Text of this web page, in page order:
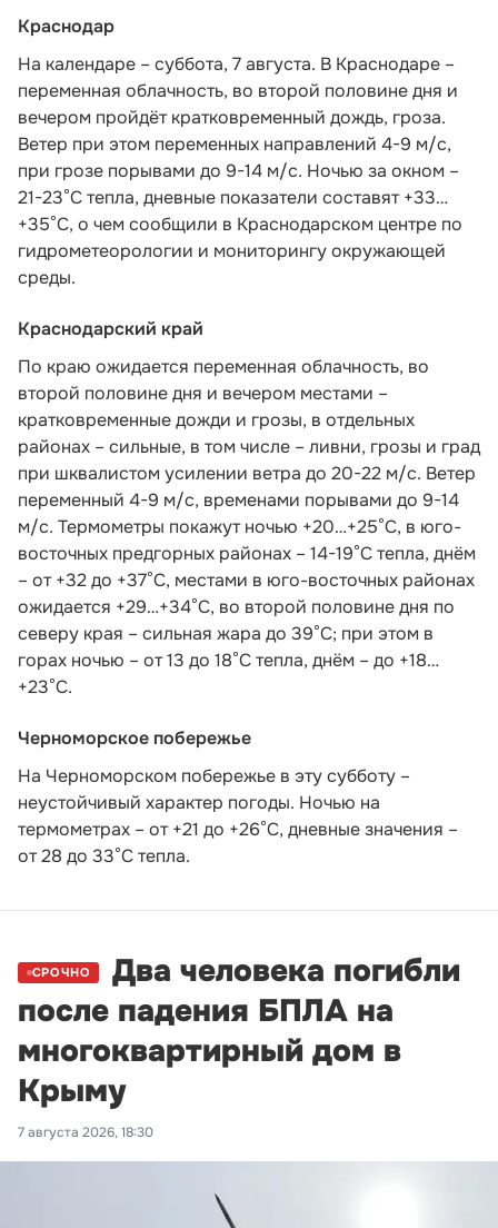
Краснодар
На календаре – суббота, 7 августа. В Краснодаре –
переменная облачность, во второй половине дня и
вечером пройдёт кратковременный дождь, гроза.
Ветер при этом переменных направлений 4-9 м/с,
при грозе порывами до 9-14 м/с. Ночью за окном –
21-23°С тепла, дневные показатели составят +33…
+35°С, о чем сообщили в Краснодарском центре по
гидрометеорологии и мониторингу окружающей
среды.
Краснодарский край
По краю ожидается переменная облачность, во
второй половине дня и вечером местами –
кратковременные дожди и грозы, в отдельных
районах – сильные, в том числе – ливни, грозы и град
при шквалистом усилении ветра до 20-22 м/с. Ветер
переменный 4-9 м/с, временами порывами до 9-14
м/с. Термометры покажут ночью +20…+25°С, в юго-
восточных предгорных районах – 14-19°С тепла, днём
– от +32 до +37°С, местами в юго-восточных районах
ожидается +29…+34°С, во второй половине дня по
северу края – сильная жара до 39°С; при этом в
горах ночью – от 13 до 18°С тепла, днём – до +18…
+23°С.
Черноморское побережье
На Черноморском побережье в эту субботу –
неустойчивый характер погоды. Ночью на
термометрах – от +21 до +26°С, дневные значения –
от 28 до 33°С тепла.
СРОЧНО
Два человека погибли
после падения БПЛА на
многоквартирный дом в
Крыму
7 августа 2026, 18:30